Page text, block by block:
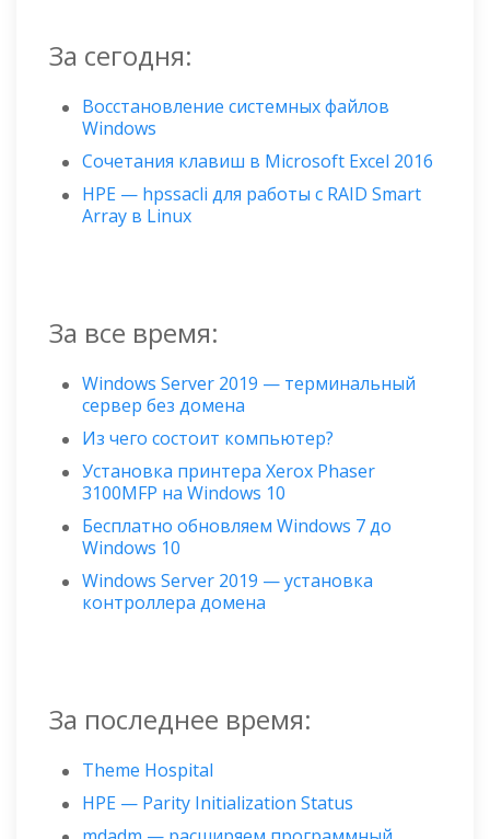
За сегодня:
Восстановление системных файлов
Windows
Сочетания клавиш в Microsoft Excel 2016
HPE — hpssacli для работы с RAID Smart
Array в Linux
За все время:
Windows Server 2019 — терминальный
сервер без домена
Из чего состоит компьютер?
Установка принтера Xerox Phaser
3100MFP на Windows 10
Бесплатно обновляем Windows 7 до
Windows 10
Windows Server 2019 — установка
контроллера домена
За последнее время:
Theme Hospital
HPE — Parity Initialization Status